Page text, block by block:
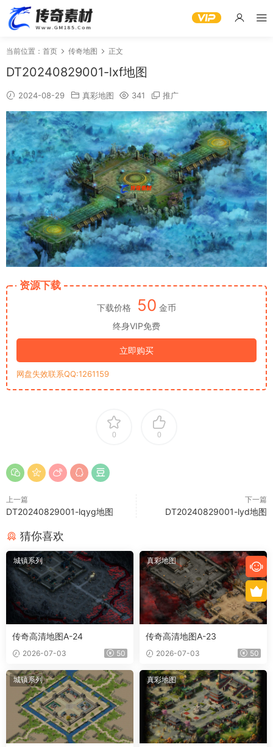
当前位置： 首页 传奇地图 正文
DT20240829001-lxf地图
2024-08-29 真彩地图 341 推广
资源下载
下载价格 50 金币
终身VIP免费
立即购买
网盘失效联系QQ:1261159
0 0
上一篇
DT20240829001-lqyg地图
下一篇
DT20240829001-lyd地图
猜你喜欢
城镇系列
传奇高清地图A-24
2026-07-03 50
真彩地图
传奇高清地图A-23
2026-07-03 50
城镇系列 真彩地图